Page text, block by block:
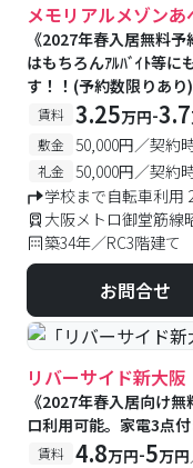
メモリアルメゾンあ
《2027年春入居無料
はもちろんｱﾙﾊﾞｲﾄ等に
す！！(予約数限りあり)
賃料 3.25万円-3.7
敷金 50,000円／契約
礼金
50,000円／契約
学校まで自転車利用
大阪メトロ御堂筋線
築34年／RC3階建て
お問合せ
リバーサイド新大阪
《2027年春入居向け
ロ利用可能。家電3点
賃料 4.8万円-5万円